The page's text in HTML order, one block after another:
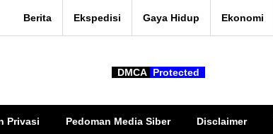
Berita Ekspedisi Gaya Hidup Ekonomi
DMCA Protected
Privasi Pedoman Media Siber Disclaimer